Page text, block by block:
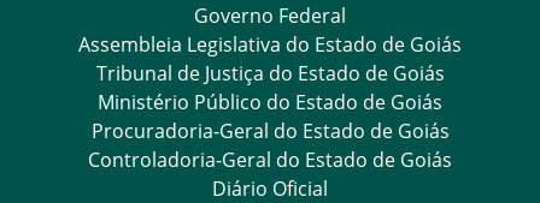
Governo Federal
Assembleia Legislativa do Estado de Goiás
Tribunal de Justiça do Estado de Goiás
Ministério Público do Estado de Goiás
Procuradoria-Geral do Estado de Goiás
Controladoria-Geral do Estado de Goiás
Diário Oficial